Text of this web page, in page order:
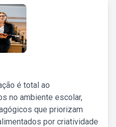
é total ao
no ambiente escolar,
que priorizam
por criatividade